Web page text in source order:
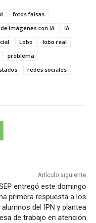
fotos falsas
imágenes con IA
IA
Lobo
lobo real
problema
redes sociales
Artículo siguiente
entregó este domingo
primera respuesta a los
alumnos del IPN y plantea
de trabajo en atención